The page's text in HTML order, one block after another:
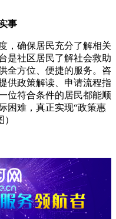
事
，确保居民充分了解相关
是社区居民了解社会救助
全方位、便捷的服务。咨
供政策解读、申请流程指
位符合条件的居民都能顺
困难，真正实现“政策惠